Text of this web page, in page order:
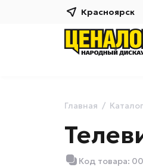
Красноярск
Главная Каталог
Код товара: